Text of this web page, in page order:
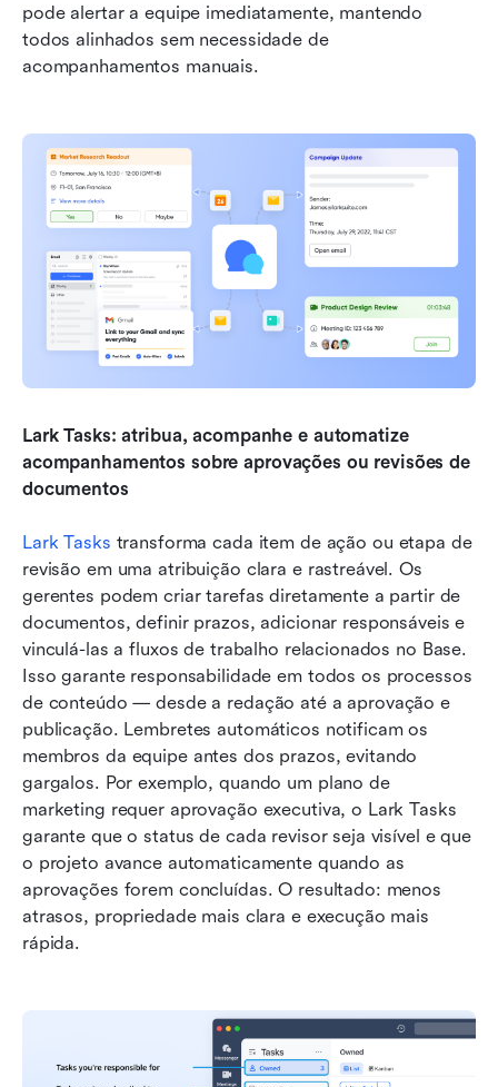
pode alertar a equipe imediatamente, mantendo
todos alinhados sem necessidade de
acompanhamentos manuais.
Lark Tasks: atribua, acompanhe e automatize
acompanhamentos sobre aprovações ou revisões de
documentos
Lark Tasks transforma cada item de ação ou etapa de
revisão em uma atribuição clara e rastreável. Os
gerentes podem criar tarefas diretamente a partir de
documentos, definir prazos, adicionar responsáveis e
vinculá-las a fluxos de trabalho relacionados no Base.
Isso garante responsabilidade em todos os processos
de conteúdo — desde a redação até a aprovação e
publicação. Lembretes automáticos notificam os
membros da equipe antes dos prazos, evitando
gargalos. Por exemplo, quando um plano de
marketing requer aprovação executiva, o Lark Tasks
garante que o status de cada revisor seja visível e que
o projeto avance automaticamente quando as
aprovações forem concluídas. O resultado: menos
atrasos, propriedade mais clara e execução mais
rápida.